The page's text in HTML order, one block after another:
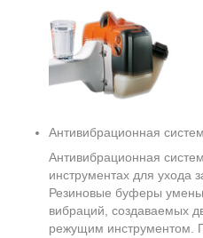
Антивибрационная
Антивибрационная
инструментах для ухода
Резиновые буферы
вибраций, создаваемых
режущим инструментом.